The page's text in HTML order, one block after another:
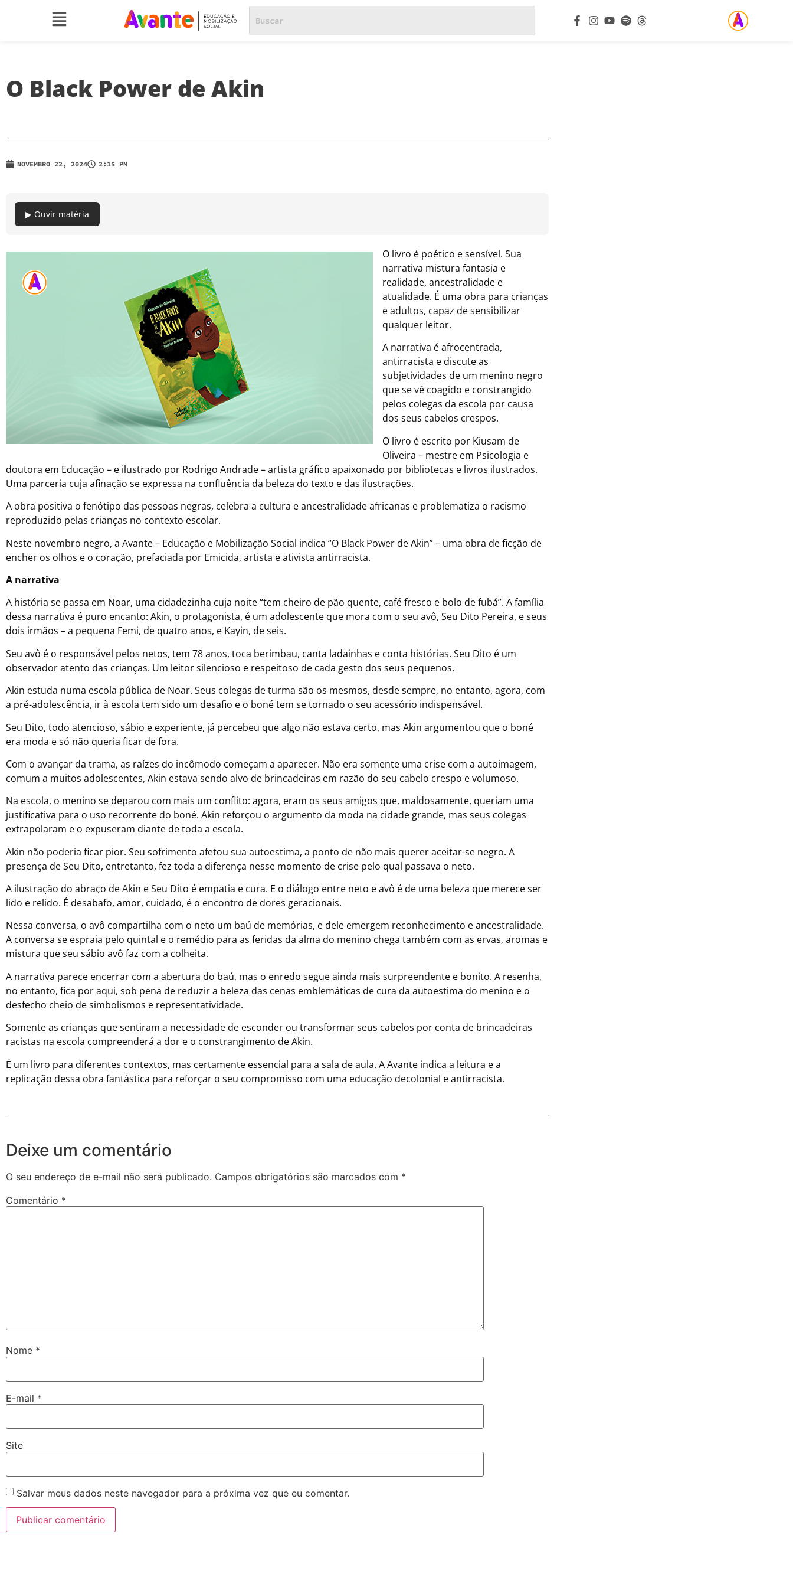
O Black Power de Akin
NOVEMBRO 22, 2024 2:15 PM
▶ Ouvir matéria
O livro é poético e sensível. Sua
narrativa mistura fantasia e
realidade, ancestralidade e
atualidade. É uma obra para crianças
e adultos, capaz de sensibilizar
qualquer leitor.
A narrativa é afrocentrada,
antirracista e discute as
subjetividades de um menino negro
que se vê coagido e constrangido
pelos colegas da escola por causa
dos seus cabelos crespos.
O livro é escrito por Kiusam de
Oliveira – mestre em Psicologia e
doutora em Educação – e ilustrado por Rodrigo Andrade – artista gráfico apaixonado por bibliotecas e livros ilustrados.
Uma parceria cuja afinação se expressa na confluência da beleza do texto e das ilustrações.
A obra positiva o fenótipo das pessoas negras, celebra a cultura e ancestralidade africanas e problematiza o racismo
reproduzido pelas crianças no contexto escolar.
Neste novembro negro, a Avante – Educação e Mobilização Social indica “O Black Power de Akin” – uma obra de ficção de
encher os olhos e o coração, prefaciada por Emicida, artista e ativista antirracista.
A narrativa
A história se passa em Noar, uma cidadezinha cuja noite “tem cheiro de pão quente, café fresco e bolo de fubá”. A família
dessa narrativa é puro encanto: Akin, o protagonista, é um adolescente que mora com o seu avô, Seu Dito Pereira, e seus
dois irmãos – a pequena Femi, de quatro anos, e Kayin, de seis.
Seu avô é o responsável pelos netos, tem 78 anos, toca berimbau, canta ladainhas e conta histórias. Seu Dito é um
observador atento das crianças. Um leitor silencioso e respeitoso de cada gesto dos seus pequenos.
Akin estuda numa escola pública de Noar. Seus colegas de turma são os mesmos, desde sempre, no entanto, agora, com
a pré-adolescência, ir à escola tem sido um desafio e o boné tem se tornado o seu acessório indispensável.
Seu Dito, todo atencioso, sábio e experiente, já percebeu que algo não estava certo, mas Akin argumentou que o boné
era moda e só não queria ficar de fora.
Com o avançar da trama, as raízes do incômodo começam a aparecer. Não era somente uma crise com a autoimagem,
comum a muitos adolescentes, Akin estava sendo alvo de brincadeiras em razão do seu cabelo crespo e volumoso.
Na escola, o menino se deparou com mais um conflito: agora, eram os seus amigos que, maldosamente, queriam uma
justificativa para o uso recorrente do boné. Akin reforçou o argumento da moda na cidade grande, mas seus colegas
extrapolaram e o expuseram diante de toda a escola.
Akin não poderia ficar pior. Seu sofrimento afetou sua autoestima, a ponto de não mais querer aceitar-se negro. A
presença de Seu Dito, entretanto, fez toda a diferença nesse momento de crise pelo qual passava o neto.
A ilustração do abraço de Akin e Seu Dito é empatia e cura. E o diálogo entre neto e avô é de uma beleza que merece ser
lido e relido. É desabafo, amor, cuidado, é o encontro de dores geracionais.
Nessa conversa, o avô compartilha com o neto um baú de memórias, e dele emergem reconhecimento e ancestralidade.
A conversa se espraia pelo quintal e o remédio para as feridas da alma do menino chega também com as ervas, aromas e
mistura que seu sábio avô faz com a colheita.
A narrativa parece encerrar com a abertura do baú, mas o enredo segue ainda mais surpreendente e bonito. A resenha,
no entanto, fica por aqui, sob pena de reduzir a beleza das cenas emblemáticas de cura da autoestima do menino e o
desfecho cheio de simbolismos e representatividade.
Somente as crianças que sentiram a necessidade de esconder ou transformar seus cabelos por conta de brincadeiras
racistas na escola compreenderá a dor e o constrangimento de Akin.
É um livro para diferentes contextos, mas certamente essencial para a sala de aula. A Avante indica a leitura e a
replicação dessa obra fantástica para reforçar o seu compromisso com uma educação decolonial e antirracista.
Deixe um comentário
O seu endereço de e-mail não será publicado. Campos obrigatórios são marcados com *
Comentário *
Nome *
E-mail *
Site
Salvar meus dados neste navegador para a próxima vez que eu comentar.